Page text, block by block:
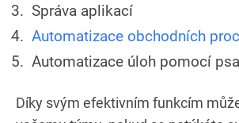
Správa aplikací
Automatizace obchodních
Automatizace úloh pomocí
Díky svým efektivním funkcím